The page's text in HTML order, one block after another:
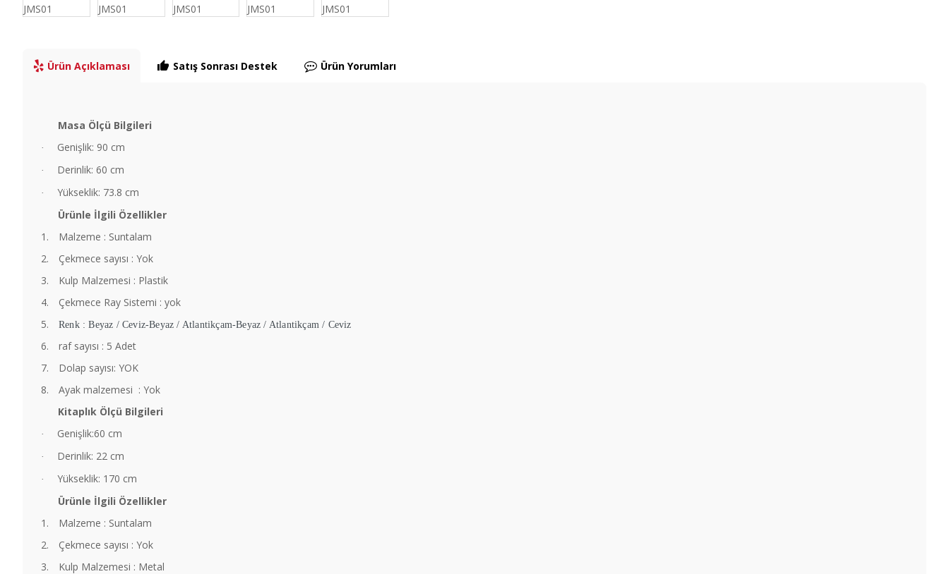
Ürün Açıklaması Satış Sonrası Destek Ürün Yorumları
Masa Ölçü Bilgileri
· Genişlik: 90 cm
· Derinlik: 60 cm
·
Yükseklik: 73.8 cm
Ürünle İlgili Özellikler
1.
Malzeme : Suntalam
2.
Çekmece sayısı : Yok
3.
Kulp Malzemesi : Plastik
4.
Çekmece Ray Sistemi : yok
5.
Renk : Beyaz / Ceviz-Beyaz / Atlantikçam-Beyaz / Atlantikçam / Ceviz
6.
raf sayısı : 5 Adet
7.
Dolap sayısı: YOK
8.
Ayak malzemesi : Yok
Kitaplık Ölçü Bilgileri
· Genişlik:60 cm
· Derinlik: 22 cm
·
Yükseklik: 170 cm
Ürünle İlgili Özellikler
1.
Malzeme : Suntalam
2.
Çekmece sayısı : Yok
3.
Kulp Malzemesi : Metal